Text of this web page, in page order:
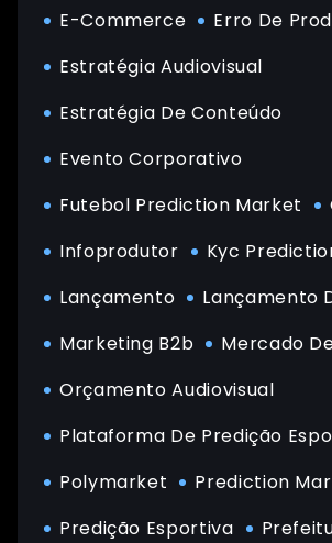
E-Commerce
Erro De
Estratégia Audiovisual
Estratégia De Conteúdo
Evento Corporativo
Futebol Prediction Market
Infoprodutor
Kyc
Lançamento
Lançamento
Marketing B2b
Mercado
Orçamento Audiovisual
Plataforma De Predição
Polymarket
Prediction
Predição Esportiva